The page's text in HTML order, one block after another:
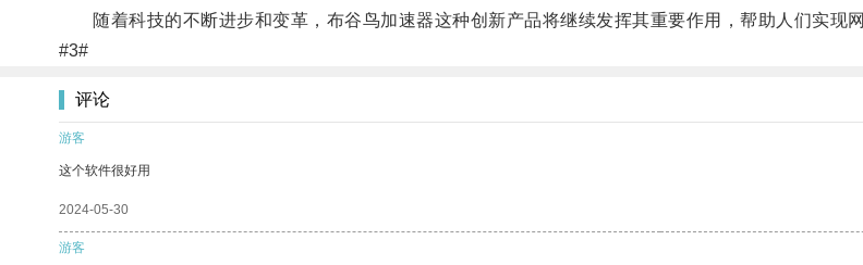
随着科技的不断进步和变革，布谷鸟加速器这种创新产品将继续发挥其重要作用，帮助人们实现网
#3#
评论
游客
这个软件很好用
2024-05-30
游客